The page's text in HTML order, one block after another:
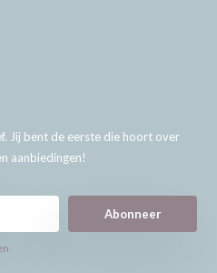
Jij bent de eerste die hoort over
aanbiedingen!
Abonneer